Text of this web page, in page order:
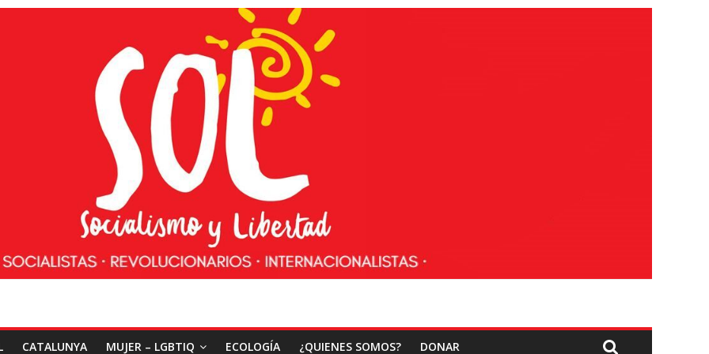
CATALUNYA MUJER – LGBTIQ ECOLOGÍA ¿QUIENES SOMOS? DONAR